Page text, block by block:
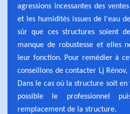
agressions incessantes des
et les humidités issues de l'eau
sûr que ces structures soient
manque de robustesse et elles
leur fonction. Pour remédier à
conseillons de contacter Lj
Dans le cas où la structure soit
possible le professionnel
remplacement de la structure.